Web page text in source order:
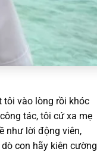
tôi vào lòng rồi khóc
tác, tôi cứ xa mẹ
như lời động viên,
con hãy kiên cường